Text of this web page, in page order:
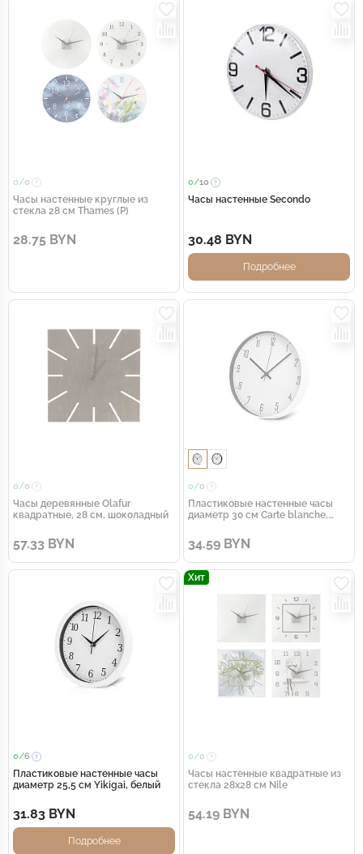
0/0
Часы настенные круглые из
стекла 28 см Thames (Р)
28.75 BYN
0/10
Часы настенные Secondo
30.48 BYN
Подробнее
0/0
Часы деревянные Olafur
квадратные, 28 см, шоколадный
57.33 BYN
0/0
Пластиковые настенные часы
диаметр 30 см Carte blanche,
34.59 BYN
0/6
Пластиковые настенные часы
диаметр 25,5 см Yikigai, белый
31.83 BYN
Подробнее
Хит
0/0
Часы настенные квадратные из
стекла 28х28 см Nile
54.19 BYN